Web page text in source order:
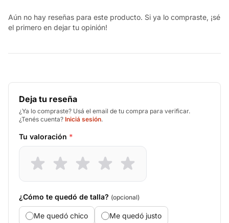
Aún no hay reseñas para este producto. Si ya lo compraste, ¡sé
el primero en dejar tu opinión!
Deja tu reseña
¿Ya lo compraste? Usá el email de tu compra para verificar.
¿Tenés cuenta? Iniciá sesión.
Tu valoración *
¿Cómo te quedó de talla? (opcional)
Me quedó chico Me quedó justo